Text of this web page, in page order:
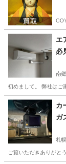
エ
必
南
初めまして。 弊社はご
北海道 札幌市 カ
ガ
札
ご覧いただきありがと